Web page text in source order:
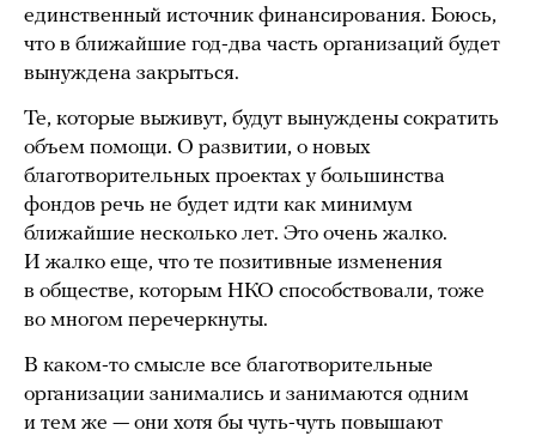
единственный источник финансирования. Боюсь,
что в ближайшие год-два часть организаций будет
вынуждена закрыться.
Те, которые выживут, будут вынуждены сократить
объем помощи. О развитии, о новых
благотворительных проектах у большинства
фондов речь не будет идти как минимум
ближайшие несколько лет. Это очень жалко.
И жалко еще, что те позитивные изменения
в обществе, которым НКО способствовали, тоже
во многом перечеркнуты.
В каком-то смысле все благотворительные
организации занимались и занимаются одним
и тем же — они хотя бы чуть-чуть повышают